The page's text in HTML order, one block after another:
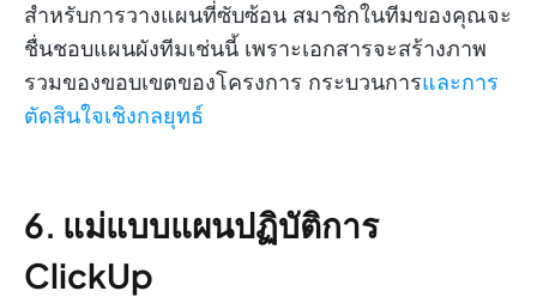
สำหรับการวางแผนที่ซับซ้อน สมาชิกในทีมของคุณจะ
ชื่นชอบแผนผังทีมเช่นนี้ เพราะเอกสารจะสร้างภาพ
รวมของขอบเขตของโครงการ กระบวนการและการ
ตัดสินใจเชิงกลยุทธ์
6. แม่แบบแผนปฏิบัติการ
ClickUp